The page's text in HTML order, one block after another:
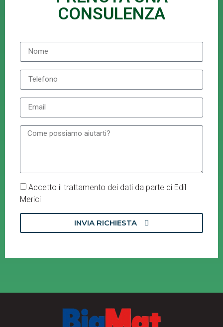
CONSULENZA
Accetto il trattamento dei dati da parte di Edil
Merici
INVIA RICHIESTA